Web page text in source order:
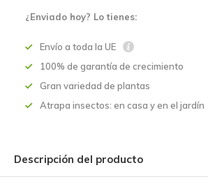
¿Enviado hoy? Lo tienes:
Envío a toda la UE
100% de garantía de crecimiento
Gran variedad de plantas
Atrapa insectos: en casa y en el jardín
Descripción del producto